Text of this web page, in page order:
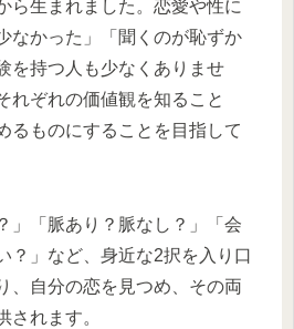
ら生まれました。恋愛や性に
なかった」「聞くのが恥ずか
を持つ人も少なくありませ
れぞれの価値観を知ること
るものにすることを目指して
」「脈あり？脈なし？」「会
？」など、身近な2択を入り口
、自分の恋を見つめ、その両
されます。